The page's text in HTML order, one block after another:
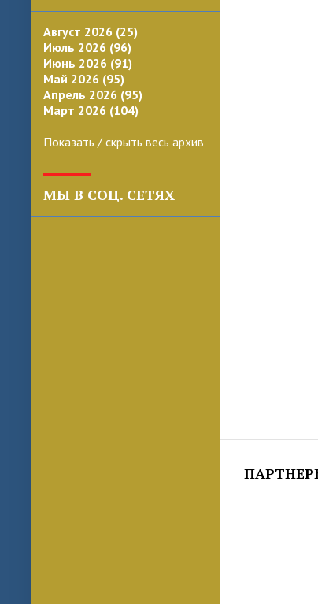
Август 2026 (25)
Июль 2026 (96)
Июнь 2026 (91)
Май 2026 (95)
Апрель 2026 (95)
Март 2026 (104)
Показать / скрыть весь архив
МЫ В СОЦ. СЕТЯХ